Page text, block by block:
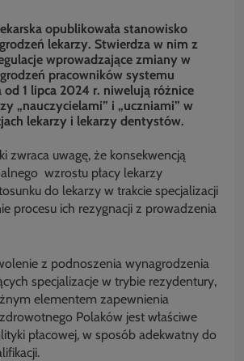
opublikowała stanowisko
lekarzy. Stwierdza w nim z
wprowadzające zmiany w
pracowników systemu
1 lipca 2024 r. niwelują różnice
„nauczycielami” i „uczniami” w
lekarzy i lekarzy dentystów.
zwraca uwagę, że konsekwencją
wzrostu płacy lekarzy
do lekarzy w trakcie specjalizacji
procesu ich rezygnacji z prowadzenia
z podnoszenia wynagrodzenia
specjalizacje w trybie rezydentury,
elementem zapewnienia
Polaków jest właściwe
płacowej, w sposób adekwatny do